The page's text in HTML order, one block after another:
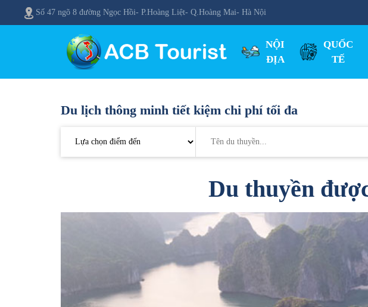
Số 47 ngõ 8 đường Ngọc Hồi- P.Hoàng Liệt- Q.Hoàng Mai- Hà Nội
NỘI
ĐỊA
QUỐC
TẾ
Du lịch thông minh tiết kiệm chi phí tối đa
Du thuyền